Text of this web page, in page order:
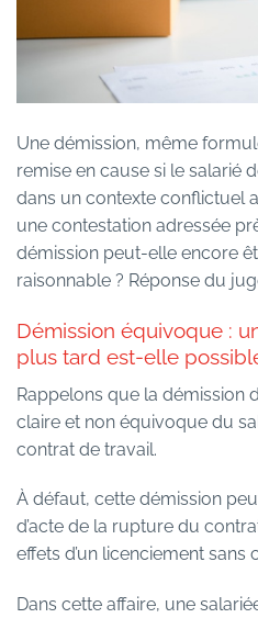
Une démission, même
remise en cause si le salarié
dans un contexte conflictuel
une contestation adressée
démission peut-elle encore
raisonnable ? Réponse du
Démission équivoque :
plus tard est-elle
Rappelons que la démission
claire et non équivoque du
contrat de travail.
À défaut, cette démission
d’acte de la rupture du
effets d’un licenciement sans
Dans cette affaire, une